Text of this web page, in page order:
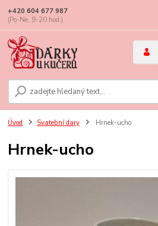
+420 604 677 987
(Po-Ne, 9-20 hod.)
Úvod Svatební dary Hrnek-ucho
Hrnek-ucho